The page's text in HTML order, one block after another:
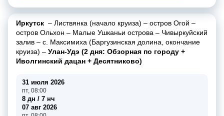
Иркутск – Листвянка (начало круиза) – остров Огой –
остров Ольхон – Малые Ушканьи острова – Чивыркуйский
залив – с. Максимиха (Баргузинская долина, окончание
круиза) – Улан-Удэ (2 дня: Обзорная по городу +
Иволгинский дацан + Десятниково)
31 июля 2026
пт, 08:00
8 дн / 7 нч
07 авг 2026